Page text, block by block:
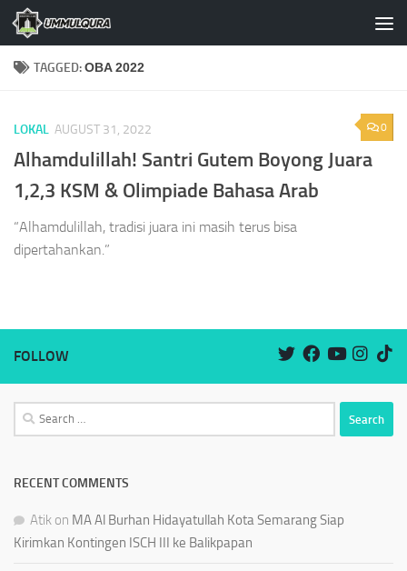
Skip to content
TAGGED:OBA 2022
0
LOKAL AUGUST 31, 2022
Alhamdulillah! Santri Gutem Boyong Juara
1,2,3 KSM & Olimpiade Bahasa Arab
“Alhamdulillah, tradisi juara ini masih terus bisa
dipertahankan.”
FOLLOW
Search
for:
RECENT COMMENTS
Atik on MA Al Burhan Hidayatullah Kota Semarang Siap
Kirimkan Kontingen ISCH III ke Balikpapan